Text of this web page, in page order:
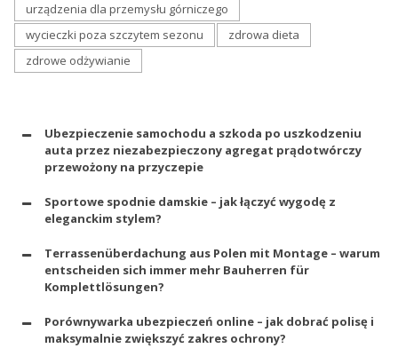
urządzenia dla przemysłu górniczego
wycieczki poza szczytem sezonu
zdrowa dieta
zdrowe odżywianie
Ubezpieczenie samochodu a szkoda po uszkodzeniu
auta przez niezabezpieczony agregat prądotwórczy
przewożony na przyczepie
Sportowe spodnie damskie – jak łączyć wygodę z
eleganckim stylem?
Terrassenüberdachung aus Polen mit Montage – warum
entscheiden sich immer mehr Bauherren für
Komplettlösungen?
Porównywarka ubezpieczeń online – jak dobrać polisę i
maksymalnie zwiększyć zakres ochrony?